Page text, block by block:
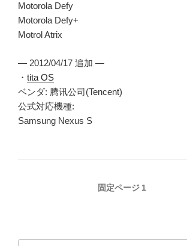
Motorola Defy
Motorola Defy+
Motrol Atrix
— 2012/04/17 追加 —
・ tita OS
ベンダ: 腾讯公司(Tencent)
公式対応機種:
Samsung Nexus S
固定ページ 1